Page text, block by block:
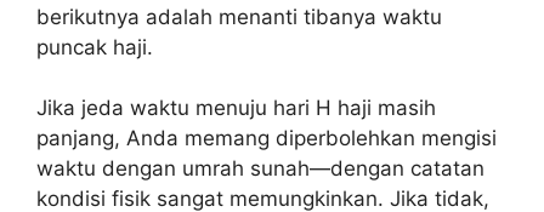
berikutnya adalah menanti tibanya waktu
puncak haji.
Jika jeda waktu menuju hari H haji masih
panjang, Anda memang diperbolehkan mengisi
waktu dengan umrah sunah—dengan catatan
kondisi fisik sangat memungkinkan. Jika tidak,